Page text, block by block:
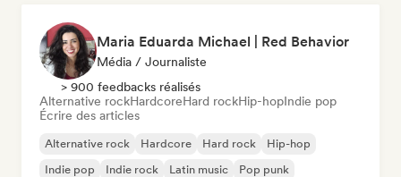
Maria Eduarda Michael | Red Behavior
Média / Journaliste
> 900 feedbacks réalisés
Alternative rockHardcoreHard rockHip-hopIndie pop
Écrire des articles
Alternative rock Hardcore Hard rock
Hip-hop
Indie pop
Indie rock Latin music Pop punk